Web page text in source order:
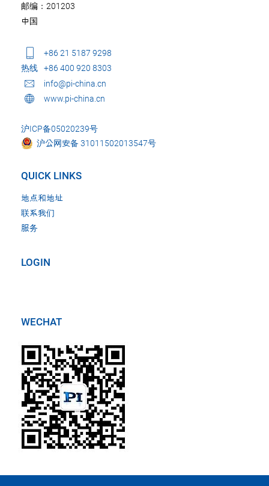
邮编：201203
中国
+86 21 5187 9298
热线
+86 400 920 8303
info@pi-china.cn
www.pi-china.cn
沪ICP备05020239号
沪公网安备 31011502013547号
QUICK LINKS
地点和地址
联系我们
服务
LOGIN
WECHAT